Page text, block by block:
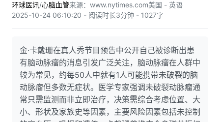
环球医讯/心脑血管来源：www.nytimes.com美国 - 英语
2025-10-24 06:10:20 - 阅读时长3分钟 - 1027字
金·卡戴珊在真人秀节目预告中公开自己被诊断出患
有脑动脉瘤的消息引发广泛关注，脑动脉瘤在人群中
较为常见，约每50人中就有1人可能携带未破裂的脑
动脉瘤但多数无症状。医学专家强调未破裂动脉瘤通
常只需监测而非立即治疗，决策需综合考虑位置、大
小、形状及家族史等因素，主要风险因素包括未控制